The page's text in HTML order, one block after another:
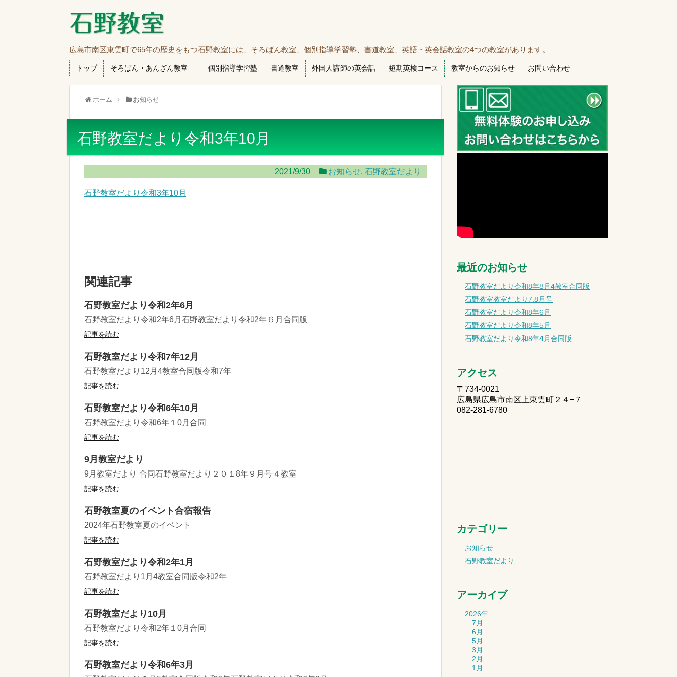
広島市南区東雲町で65年の歴史をもつ石野教室には、そろばん教室、個別指導学習塾、書道教室、英語・英会話教室の4つの教室があります。
トップ そろばん・あんざん教室 個別指導学習塾 書道教室 外国人講師の英会話 短期英検コース 教室からのお知らせ お問い合わせ
ホーム お知らせ
石野教室だより令和3年10月
2021/9/30 お知らせ, 石野教室だより
石野教室だより令和3年10月
関連記事
石野教室だより令和2年6月
石野教室だより令和2年6月石野教室だより令和2年６月合同版
記事を読む
石野教室だより令和7年12月
石野教室だより12月4教室合同版令和7年
記事を読む
石野教室だより令和6年10月
石野教室だより令和6年１0月合同
記事を読む
9月教室だより
9月教室だより 合同石野教室だより２０１8年９月号４教室
記事を読む
石野教室夏のイベント合宿報告
2024年石野教室夏のイベント
記事を読む
石野教室だより令和2年1月
石野教室だより1月4教室合同版令和2年
記事を読む
石野教室だより10月
石野教室だより令和2年１0月合同
記事を読む
石野教室だより令和6年3月
最近のお知らせ
石野教室だより令和8年8月4教室合同版
石野教室教室だより7.8月号
石野教室だより令和8年6月
石野教室だより令和8年5月
石野教室だより令和8年4月合同版
アクセス
〒734-0021
広島県広島市南区上東雲町２４−７
082-281-6780
カテゴリー
お知らせ
石野教室だより
アーカイブ
2026年
7月
6月
5月
3月
2月
1月